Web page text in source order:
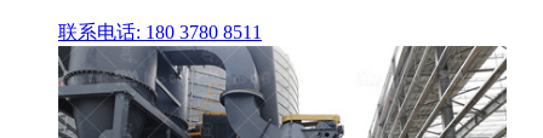
联系电话: 180 3780 8511